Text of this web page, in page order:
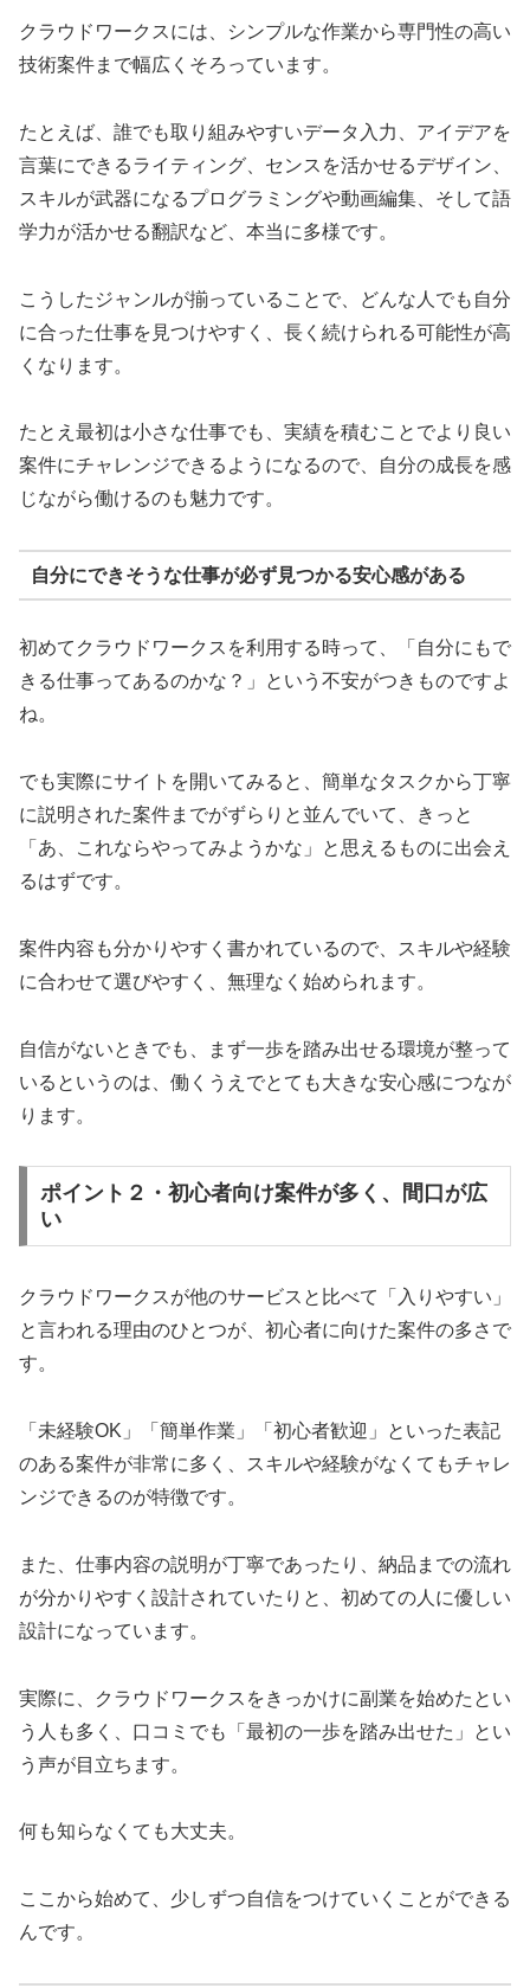
クラウドワークスには、シンプルな作業から専門性の高い
技術案件まで幅広くそろっています。
たとえば、誰でも取り組みやすいデータ入力、アイデアを
言葉にできるライティング、センスを活かせるデザイン、
スキルが武器になるプログラミングや動画編集、そして語
学力が活かせる翻訳など、本当に多様です。
こうしたジャンルが揃っていることで、どんな人でも自分
に合った仕事を見つけやすく、長く続けられる可能性が高
くなります。
たとえ最初は小さな仕事でも、実績を積むことでより良い
案件にチャレンジできるようになるので、自分の成長を感
じながら働けるのも魅力です。
自分にできそうな仕事が必ず見つかる安心感がある
初めてクラウドワークスを利用する時って、「自分にもで
きる仕事ってあるのかな？」という不安がつきものですよ
ね。
でも実際にサイトを開いてみると、簡単なタスクから丁寧
に説明された案件までがずらりと並んでいて、きっと
「あ、これならやってみようかな」と思えるものに出会え
るはずです。
案件内容も分かりやすく書かれているので、スキルや経験
に合わせて選びやすく、無理なく始められます。
自信がないときでも、まず一歩を踏み出せる環境が整って
いるというのは、働くうえでとても大きな安心感につなが
ります。
ポイント２・初心者向け案件が多く、間口が広
い
クラウドワークスが他のサービスと比べて「入りやすい」
と言われる理由のひとつが、初心者に向けた案件の多さで
す。
「未経験OK」「簡単作業」「初心者歓迎」といった表記
のある案件が非常に多く、スキルや経験がなくてもチャレ
ンジできるのが特徴です。
また、仕事内容の説明が丁寧であったり、納品までの流れ
が分かりやすく設計されていたりと、初めての人に優しい
設計になっています。
実際に、クラウドワークスをきっかけに副業を始めたとい
う人も多く、口コミでも「最初の一歩を踏み出せた」とい
う声が目立ちます。
何も知らなくても大丈夫。
ここから始めて、少しずつ自信をつけていくことができる
んです。